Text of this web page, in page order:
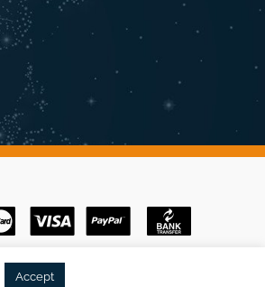
Accept